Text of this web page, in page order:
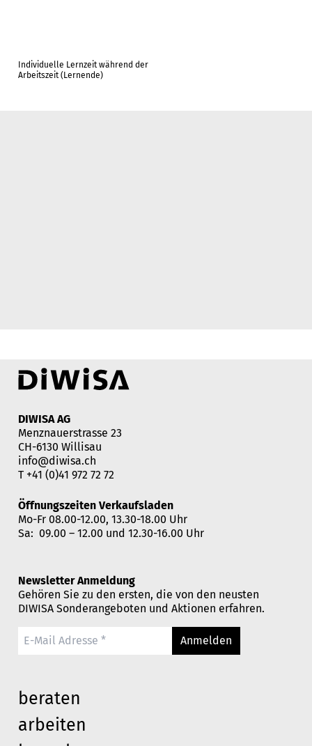
Individuelle Lernzeit während der
Arbeitszeit (Lernende)
DIWISA AG
Menznauerstrasse 23
CH-6130 Willisau
info@diwisa.ch
T +41 (0)41 972 72 72
Öffnungszeiten Verkaufsladen
Mo-Fr 08.00-12.00, 13.30-18.00 Uhr
Sa: 09.00 – 12.00 und 12.30-16.00 Uhr
Newsletter Anmeldung
Gehören Sie zu den ersten, die von den neusten
DIWISA Sonderangeboten und Aktionen erfahren.
Anmelden
beraten
arbeiten